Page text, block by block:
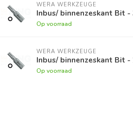
WERA WERKZEUGE
Inbus/ binnenzeskant Bit -
Op voorraad
WERA WERKZEUGE
Inbus/ binnenzeskant Bit -
Op voorraad